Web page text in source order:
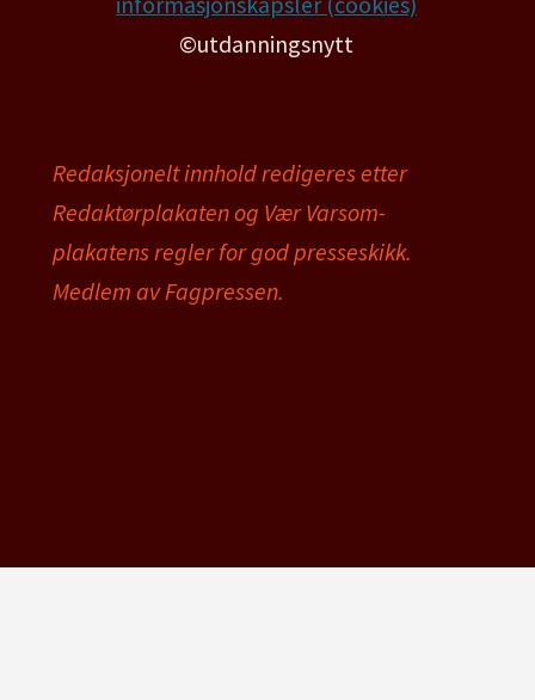
©utdanningsnytt
Redaksjonelt innhold redigeres etter
Redaktørplakaten og Vær Varsom-
plakatens regler for god presseskikk.
Medlem av Fagpressen.